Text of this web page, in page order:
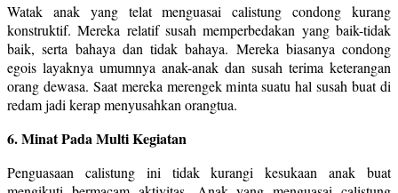
Watak anak yang telat menguasai calistung condong kurang
konstruktif. Mereka relatif susah memperbedakan yang baik-tidak
baik, serta bahaya dan tidak bahaya. Mereka biasanya condong
egois layaknya umumnya anak-anak dan susah terima keterangan
orang dewasa. Saat mereka merengek minta suatu hal susah buat di
redam jadi kerap menyusahkan orangtua.
6. Minat Pada Multi Kegiatan
Penguasaan calistung ini tidak kurangi kesukaan anak buat